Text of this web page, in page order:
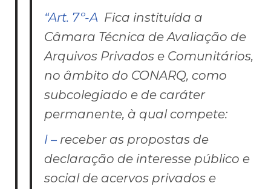
“Art. 7º-A Fica instituída a
Câmara Técnica de Avaliação de
Arquivos Privados e Comunitários,
no âmbito do CONARQ, como
subcolegiado e de caráter
permanente, à qual compete:
I – receber as propostas de
declaração de interesse público e
social de acervos privados e